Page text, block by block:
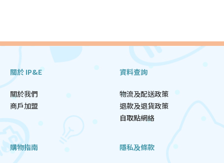
關於 IP&E
關於我們
商戶加盟
資料查詢
物流及配送政策
退款及退貨政策
自取點網絡
購物指南 隱私及條款